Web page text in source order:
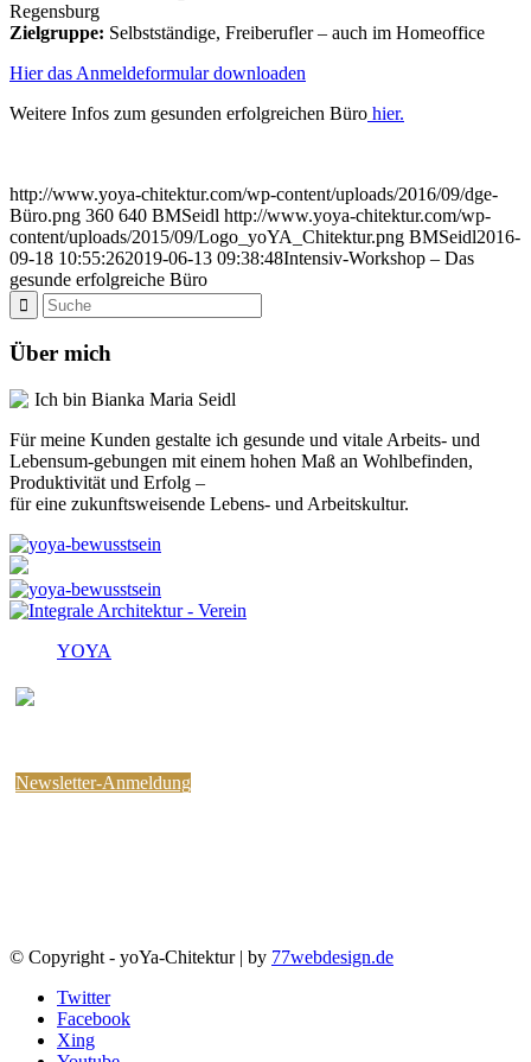
Regensburg
Zielgruppe: Selbstständige, Freiberufler – auch im Homeoffice
Hier das Anmeldeformular downloaden
Weitere Infos zum gesunden erfolgreichen Büro hier.
http://www.yoya-chitektur.com/wp-content/uploads/2016/09/dge-
Büro.png 360 640 BMSeidl http://www.yoya-chitektur.com/wp-
content/uploads/2015/09/Logo_yoYA_Chitektur.png BMSeidl2016-
09-18 10:55:262019-06-13 09:38:48Intensiv-Workshop – Das
gesunde erfolgreiche Büro
Über mich
Ich bin Bianka Maria Seidl
Für meine Kunden gestalte ich gesunde und vitale Arbeits- und
Lebensum-gebungen mit einem hohen Maß an Wohlbefinden,
Produktivität und Erfolg –
für eine zukunftsweisende Lebens- und Arbeitskultur.
YOYA
Newsletter-Anmeldung
© Copyright - yoYa-Chitektur | by 77webdesign.de
Twitter
Facebook
Xing